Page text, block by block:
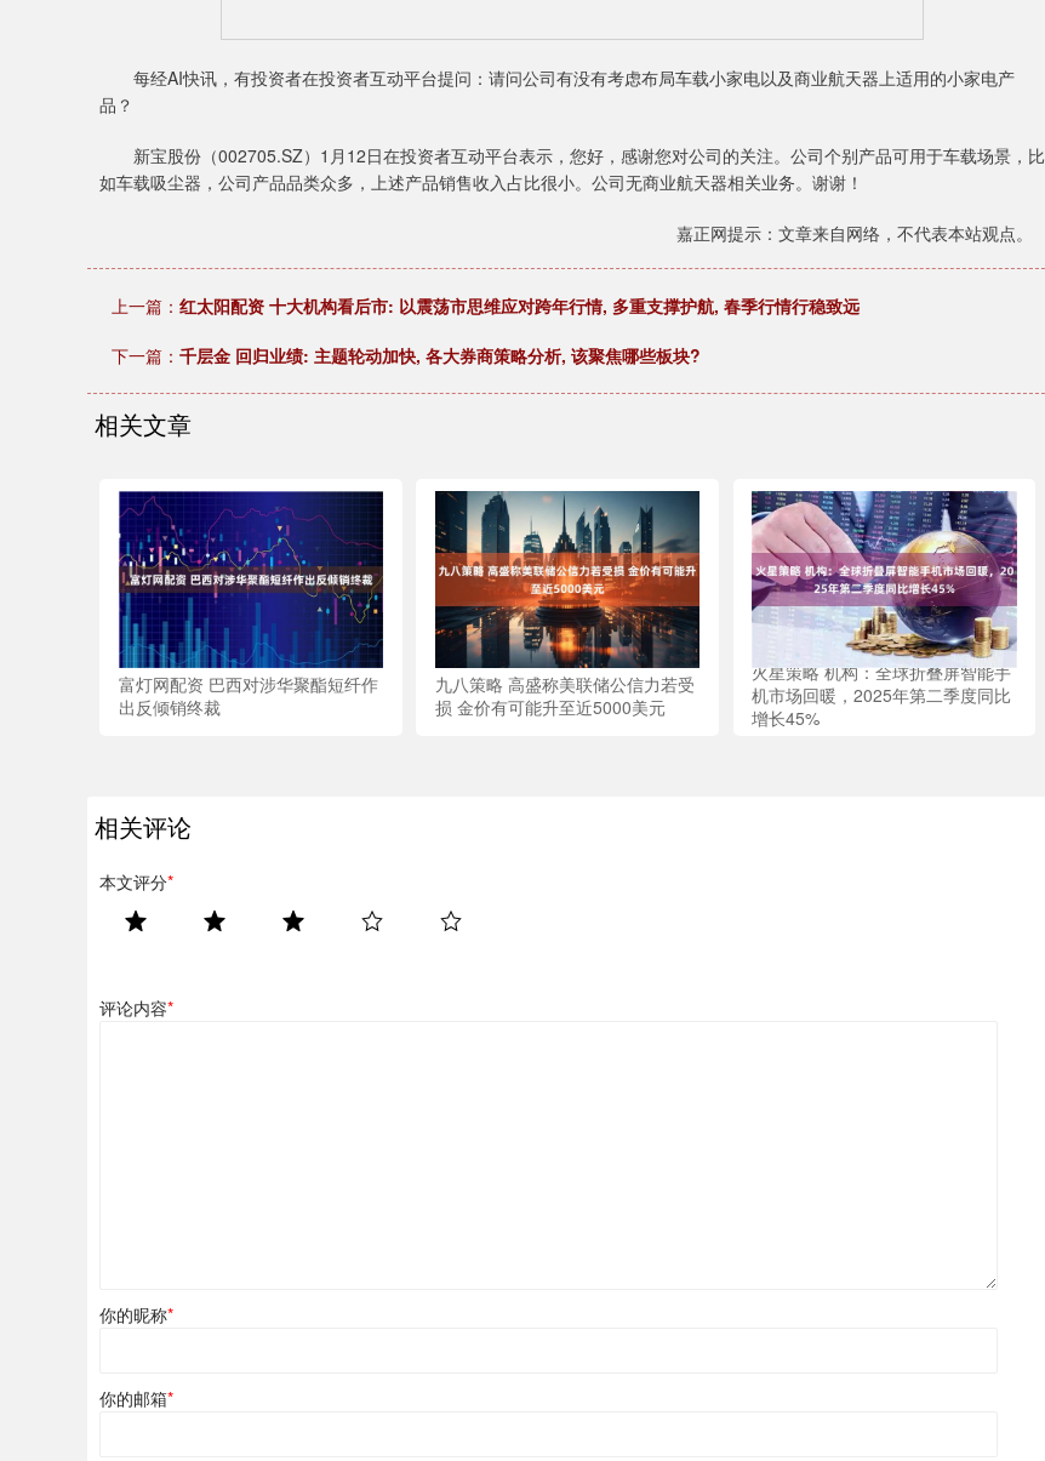
每经AI快讯，有投资者在投资者互动平台提问：请问公司有没有考虑布局车载小家电以及商业航天器上适用的小家电产
品？
新宝股份（002705.SZ）1月12日在投资者互动平台表示，您好，感谢您对公司的关注。公司个别产品可用于车载场景，比
如车载吸尘器，公司产品品类众多，上述产品销售收入占比很小。公司无商业航天器相关业务。谢谢！
嘉正网提示：文章来自网络，不代表本站观点。
上一篇： 红太阳配资 十大机构看后市: 以震荡市思维应对跨年行情, 多重支撑护航, 春季行情行稳致远
下一篇： 千层金 回归业绩: 主题轮动加快, 各大券商策略分析, 该聚焦哪些板块?
相关文章
富灯网配资 巴西对涉华聚酯短纤作
出反倾销终裁
九八策略 高盛称美联储公信力若受
损 金价有可能升至近5000美元
火星策略 机构：全球折叠屏智能手
机市场回暖，2025年第二季度同比
增长45%
相关评论
本文评分*
评论内容*
你的昵称*
你的邮箱*